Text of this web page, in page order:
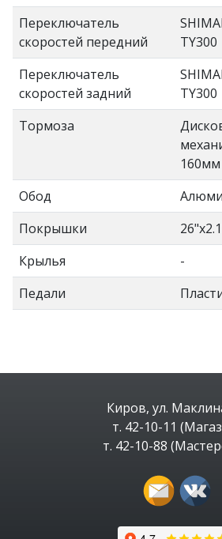
Переключатель
скоростей передний
TY300
Переключатель
скоростей задний
TY300
Тормоза
160мм
Обод
Покрышки
Крылья
-
Педали
Киров, ул.
т. 42-10-11
т. 42-10-88